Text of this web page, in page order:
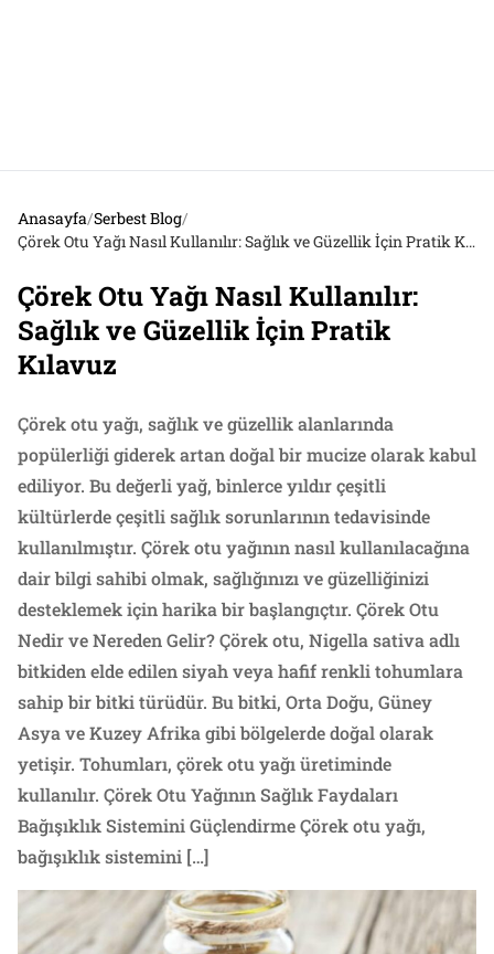
Anasayfa/Serbest Blog/
Çörek Otu Yağı Nasıl Kullanılır: Sağlık ve Güzellik İçin Pratik Kılavuz
Çörek Otu Yağı Nasıl Kullanılır:
Sağlık ve Güzellik İçin Pratik
Kılavuz
Çörek otu yağı, sağlık ve güzellik alanlarında
popülerliği giderek artan doğal bir mucize olarak kabul
ediliyor. Bu değerli yağ, binlerce yıldır çeşitli
kültürlerde çeşitli sağlık sorunlarının tedavisinde
kullanılmıştır. Çörek otu yağının nasıl kullanılacağına
dair bilgi sahibi olmak, sağlığınızı ve güzelliğinizi
desteklemek için harika bir başlangıçtır. Çörek Otu
Nedir ve Nereden Gelir? Çörek otu, Nigella sativa adlı
bitkiden elde edilen siyah veya hafif renkli tohumlara
sahip bir bitki türüdür. Bu bitki, Orta Doğu, Güney
Asya ve Kuzey Afrika gibi bölgelerde doğal olarak
yetişir. Tohumları, çörek otu yağı üretiminde
kullanılır. Çörek Otu Yağının Sağlık Faydaları
Bağışıklık Sistemini Güçlendirme Çörek otu yağı,
bağışıklık sistemini […]